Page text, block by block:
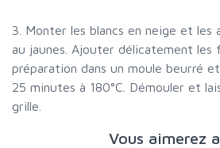
3. Monter les blancs en neige et
au jaunes. Ajouter délicatement les
préparation dans un moule beurré
25 minutes à 180°C. Démouler et
grille.
Vous aimerez